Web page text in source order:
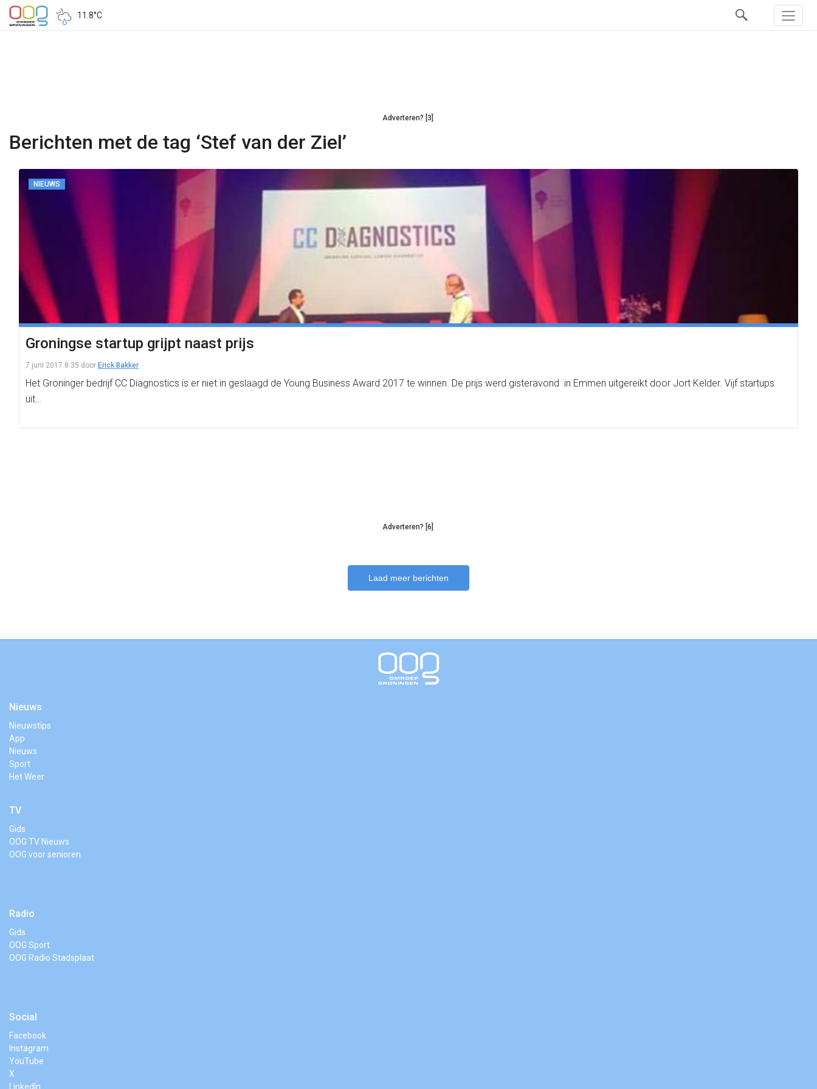
11.8°C
Adverteren? [3]
Berichten met de tag ‘Stef van der Ziel’
NIEUWS
Groningse startup grijpt naast prijs
7 juni 2017 8:35 door Erick Bakker
Het Groninger bedrijf CC Diagnostics is er niet in geslaagd de Young Business Award 2017 te winnen. De prijs werd gisteravond in Emmen uitgereikt door Jort Kelder. Vijf startups
uit…
Adverteren? [6]
Laad meer berichten
Nieuws
Nieuwstips
App
Nieuws
Sport
Het Weer
TV
Gids
OOG TV Nieuws
OOG voor senioren
Radio
Gids
OOG Sport
OOG Radio Stadsplaat
Social
Facebook
Instagram
YouTube
X
LinkedIn